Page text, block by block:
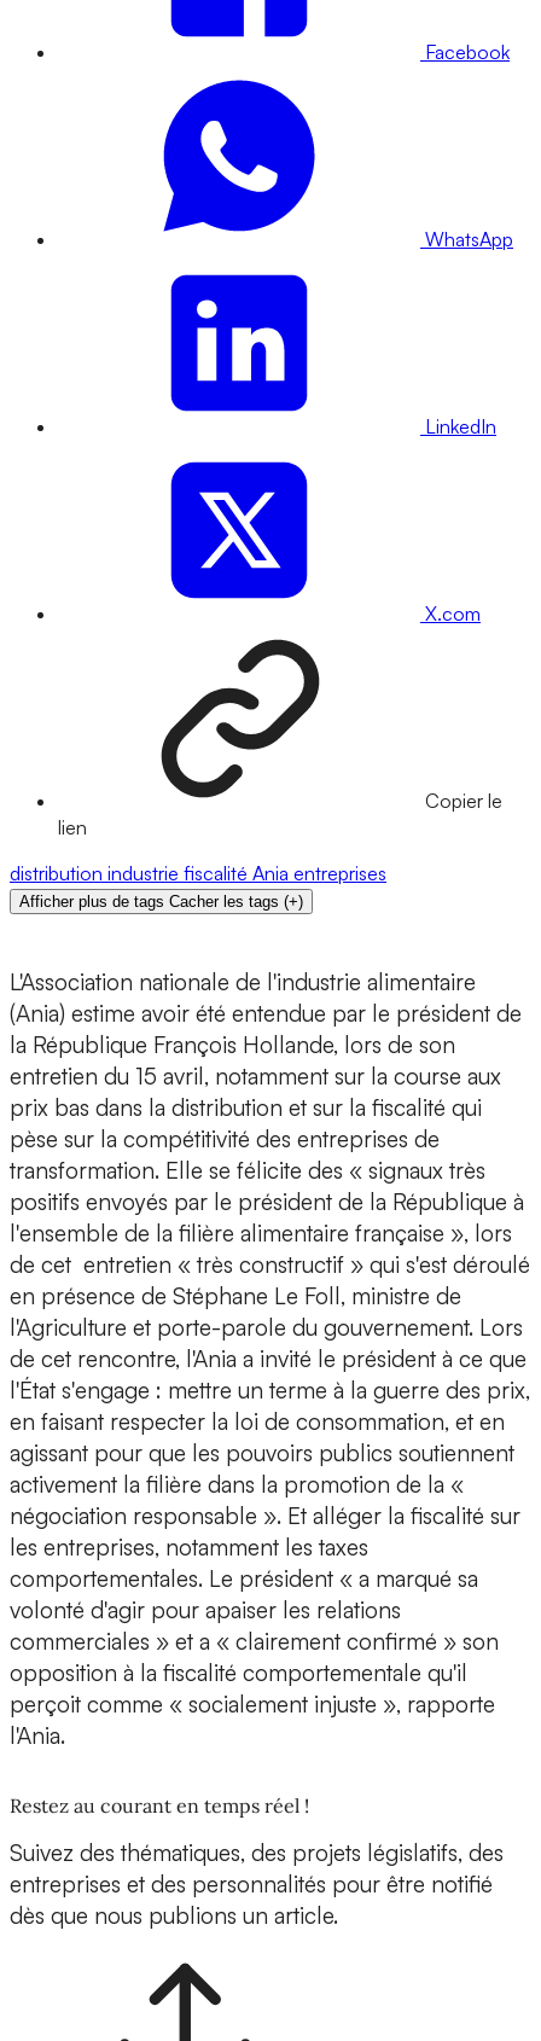
Facebook
WhatsApp
LinkedIn
X.com
Copier le
lien
distribution industrie fiscalité Ania entreprises
Afficher plus de tags Cacher les tags (+)
L'Association nationale de l'industrie alimentaire
(Ania) estime avoir été entendue par le président de
la République François Hollande, lors de son
entretien du 15 avril, notamment sur la course aux
prix bas dans la distribution et sur la fiscalité qui
pèse sur la compétitivité des entreprises de
transformation. Elle se félicite des « signaux très
positifs envoyés par le président de la République à
l'ensemble de la filière alimentaire française », lors
de cet entretien « très constructif » qui s'est déroulé
en présence de Stéphane Le Foll, ministre de
l'Agriculture et porte-parole du gouvernement. Lors
de cet rencontre, l'Ania a invité le président à ce que
l'État s'engage : mettre un terme à la guerre des prix,
en faisant respecter la loi de consommation, et en
agissant pour que les pouvoirs publics soutiennent
activement la filière dans la promotion de la «
négociation responsable ». Et alléger la fiscalité sur
les entreprises, notamment les taxes
comportementales. Le président « a marqué sa
volonté d'agir pour apaiser les relations
commerciales » et a « clairement confirmé » son
opposition à la fiscalité comportementale qu'il
perçoit comme « socialement injuste », rapporte
l'Ania.
Restez au courant en temps réel !
Suivez des thématiques, des projets législatifs, des
entreprises et des personnalités pour être notifié
dès que nous publions un article.